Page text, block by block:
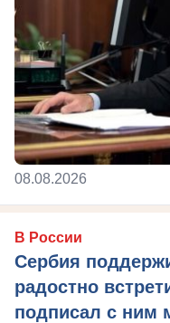
08.08.2026
В России
Сербия
радостно
подписал с ним